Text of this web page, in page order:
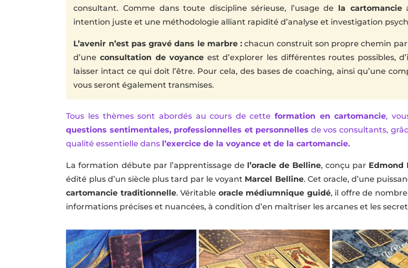
consultant. Comme dans toute discipline sérieuse, l’usage de
la cartomancie
intention juste et une méthodologie alliant rapidité d’analyse et investigation
L’avenir n’est pas gravé dans le marbre : chacun construit son propre chemin par
d’uneconsultation de voyance est d’explorer les différentes routes possibles,
laisser intact ce qui doit l’être. Pour cela, des bases de coaching, ainsi qu’une
vous seront également transmises.
Tous les thèmes sont abordés au cours de cette formation en cartomancie,
questions sentimentales, professionnelles et personnelles de vos consultants,
qualité essentielle dans l’exercice de la voyance et de la cartomancie.
La formation débute par l’apprentissage de l’oracle de Belline, conçu par Edmond
édité plus d’un siècle plus tard par le voyant Marcel Belline. Cet oracle, d’une
cartomancie traditionnelle. Véritable oracle médiumnique guidé, il offre de
informations précises et nuancées, à condition d’en maîtriser les arcanes et les